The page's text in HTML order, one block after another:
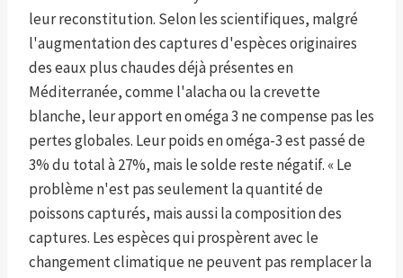
leur reconstitution. Selon les scientifiques, malgré
l'augmentation des captures d'espèces originaires
des eaux plus chaudes déjà présentes en
Méditerranée, comme l'alacha ou la crevette
blanche, leur apport en oméga 3 ne compense pas les
pertes globales. Leur poids en oméga-3 est passé de
3% du total à 27%, mais le solde reste négatif. « Le
problème n'est pas seulement la quantité de
poissons capturés, mais aussi la composition des
captures. Les espèces qui prospèrent avec le
changement climatique ne peuvent pas remplacer la